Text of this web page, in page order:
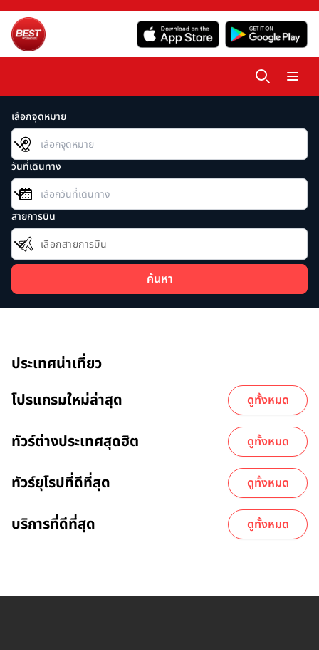
เลือกจุดหมาย
วันที่เดินทาง
สายการบิน
เลือกสายการบิน
ค้นหา
ประเทศน่าเที่ยว
โปรแกรมใหม่ล่าสุด
ดูทั้งหมด
ทัวร์ต่างประเทศสุดฮิต ดูทั้งหมด
ทัวร์ยุโรปที่ดีที่สุด ดูทั้งหมด
บริการที่ดีที่สุด ดูทั้งหมด